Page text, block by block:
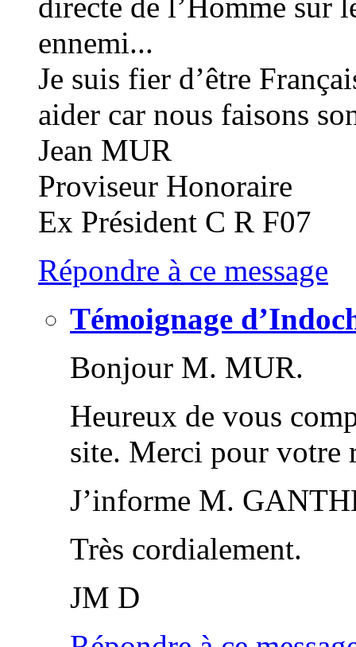
directe de l’Homme sur
ennemi...
Je suis fier d’être
aider car nous faisons
Jean MUR
Proviseur Honoraire
Ex Président C R F07
Répondre à ce message
Témoignage
Bonjour M. MUR.
Heureux de vous
site. Merci pour votre
J’informe M.
Très cordialement.
JM D